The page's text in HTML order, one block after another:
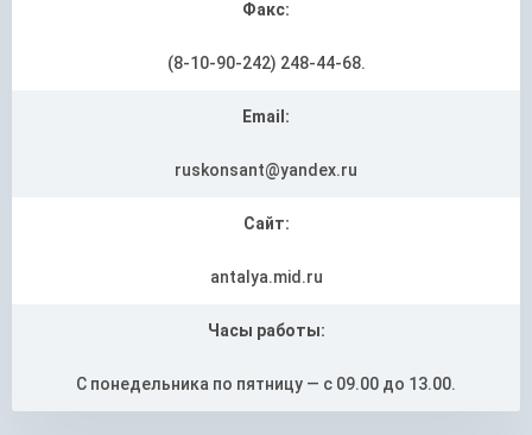
Факс:
(8-10-90-242) 248-44-68.
Email:
ruskonsant@yandex.ru
Сайт:
antalya.mid.ru
Часы работы:
С понедельника по пятницу — с 09.00 до 13.00.